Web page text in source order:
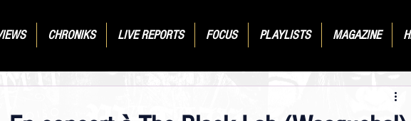
CHRONIKS LIVE REPORTS FOCUS PLAYLISTS MAGAZINE